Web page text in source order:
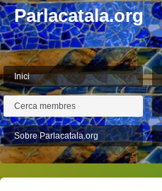
Parlacatala.org
Inici
Cerca membres
Sobre Parlacatala.org